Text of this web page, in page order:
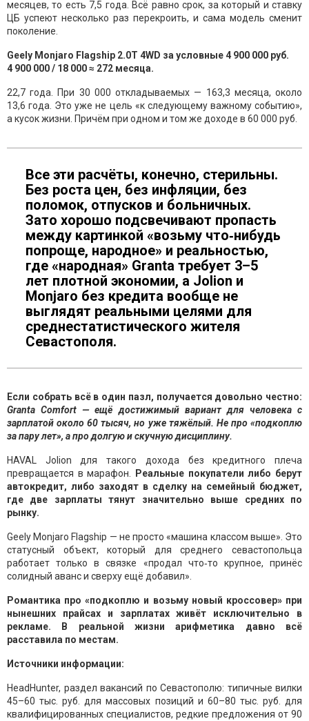
месяцев, то есть 7,5 года. Всё равно срок, за который и ставку
ЦБ успеют несколько раз перекроить, и сама модель сменит
поколение.
Geely Monjaro Flagship 2.0T 4WD за условные 4 900 000 руб.
4 900 000 / 18 000 ≈ 272 месяца.
22,7 года. При 30 000 откладываемых — 163,3 месяца, около
13,6 года. Это уже не цель «к следующему важному событию»,
а кусок жизни. Причём при одном и том же доходе в 60 000 руб.
Все эти расчёты, конечно, стерильны.
Без роста цен, без инфляции, без
поломок, отпусков и больничных.
Зато хорошо подсвечивают пропасть
между картинкой «возьму что‑нибудь
попроще, народное» и реальностью,
где «народная» Granta требует 3–5
лет плотной экономии, а Jolion и
Monjaro без кредита вообще не
выглядят реальными целями для
среднестатистического жителя
Севастополя.
Если собрать всё в один пазл, получается довольно честно:
Granta Comfort — ещё достижимый вариант для человека с
зарплатой около 60 тысяч, но уже тяжёлый. Не про «подкоплю
за пару лет», а про долгую и скучную дисциплину.
HAVAL Jolion для такого дохода без кредитного плеча
превращается в марафон.
Реальные покупатели либо берут
автокредит, либо заходят в сделку на семейный бюджет,
где две зарплаты тянут значительно выше средних по
рынку.
Geely Monjaro Flagship — не просто «машина классом выше». Это
статусный объект, который для среднего севастопольца
работает только в связке «продал что‑то крупное, принёс
солидный аванс и сверху ещё добавил».
Романтика про «подкоплю и возьму новый кроссовер» при
нынешних прайсах и зарплатах живёт исключительно в
рекламе. В реальной жизни арифметика давно всё
расставила по местам.
Источники информации:
HeadHunter, раздел вакансий по Севастополю: типичные вилки
45–60 тыс. руб. для массовых позиций и 60–80 тыс. руб. для
квалифицированных специалистов, редкие предложения от 90